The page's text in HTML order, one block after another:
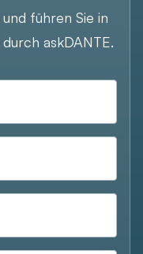
führen Sie in
askDANTE.